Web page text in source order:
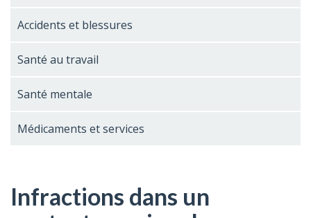
Accidents et blessures
Santé au travail
Santé mentale
Médicaments et services
Infractions dans un